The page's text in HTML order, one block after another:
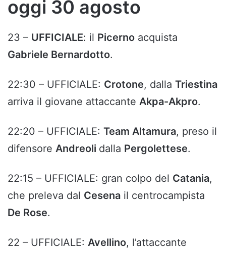
oggi 30 agosto
23 – UFFICIALE: il Picerno acquista
Gabriele Bernardotto.
22:30 – UFFICIALE: Crotone, dalla Triestina
arriva il giovane attaccante Akpa-Akpro.
22:20 – UFFICIALE: Team Altamura, preso il
difensore Andreoli dalla Pergolettese.
22:15 – UFFICIALE: gran colpo del Catania,
che preleva dal Cesena il centrocampista
De Rose.
22 – UFFICIALE: Avellino, l’attaccante